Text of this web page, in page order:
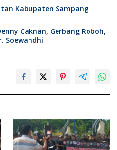
Kabupaten Sampang
Caknan, Gerbang Roboh,
Soewandhi